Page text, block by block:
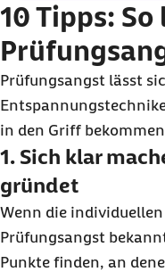
10 Tipps:
Prüfungsangst lässt
in den Griff
1. Sich klar
gründet
Wenn die
Prüfungsangst
Punkte finden, an